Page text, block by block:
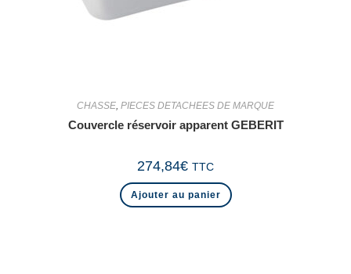
CHASSE PIECES DETACHEES DE MARQUE
Couvercle réservoir apparent GEBERIT
274,84€ TTC
Ajouter au panier